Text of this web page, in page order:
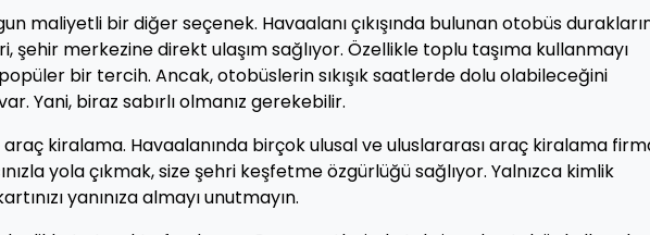
maliyetli bir diğer seçenek. Havaalanı çıkışında bulunan otobüs
şehir merkezine direkt ulaşım sağlıyor. Özellikle toplu taşıma kullanmayı
bir tercih. Ancak, otobüslerin sıkışık saatlerde dolu olabileceğini
Yani, biraz sabırlı olmanız gerekebilir.
kiralama. Havaalanında birçok ulusal ve uluslararası araç kiralama
yola çıkmak, size şehri keşfetme özgürlüğü sağlıyor. Yalnızca kimlik
yanınıza almayı unutmayın.